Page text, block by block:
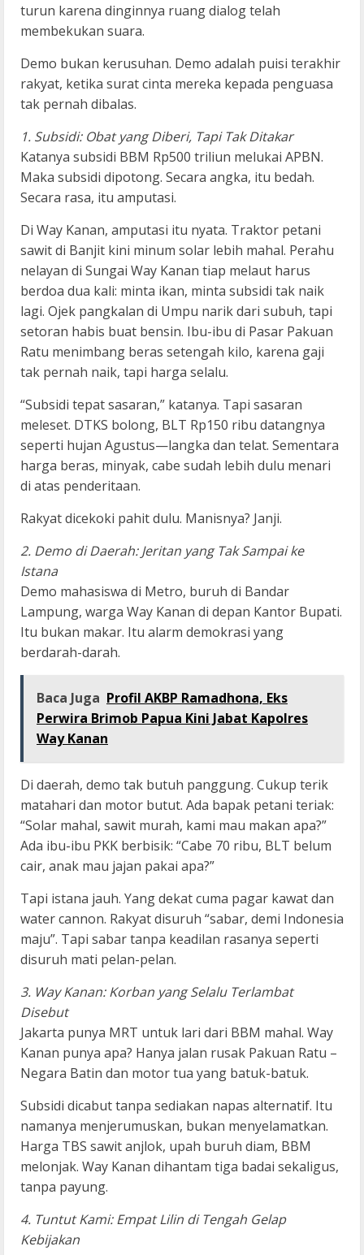
turun karena dinginnya ruang dialog telah
membekukan suara.
Demo bukan kerusuhan. Demo adalah puisi terakhir
rakyat, ketika surat cinta mereka kepada penguasa
tak pernah dibalas.
1. Subsidi: Obat yang Diberi, Tapi Tak Ditakar
Katanya subsidi BBM Rp500 triliun melukai APBN.
Maka subsidi dipotong. Secara angka, itu bedah.
Secara rasa, itu amputasi.
Di Way Kanan, amputasi itu nyata. Traktor petani
sawit di Banjit kini minum solar lebih mahal. Perahu
nelayan di Sungai Way Kanan tiap melaut harus
berdoa dua kali: minta ikan, minta subsidi tak naik
lagi. Ojek pangkalan di Umpu narik dari subuh, tapi
setoran habis buat bensin. Ibu-ibu di Pasar Pakuan
Ratu menimbang beras setengah kilo, karena gaji
tak pernah naik, tapi harga selalu.
“Subsidi tepat sasaran,” katanya. Tapi sasaran
meleset. DTKS bolong, BLT Rp150 ribu datangnya
seperti hujan Agustus—langka dan telat. Sementara
harga beras, minyak, cabe sudah lebih dulu menari
di atas penderitaan.
Rakyat dicekoki pahit dulu. Manisnya? Janji.
2. Demo di Daerah: Jeritan yang Tak Sampai ke
Istana
Demo mahasiswa di Metro, buruh di Bandar
Lampung, warga Way Kanan di depan Kantor Bupati.
Itu bukan makar. Itu alarm demokrasi yang
berdarah-darah.
Baca Juga Profil AKBP Ramadhona, Eks
Perwira Brimob Papua Kini Jabat Kapolres
Way Kanan
Di daerah, demo tak butuh panggung. Cukup terik
matahari dan motor butut. Ada bapak petani teriak:
“Solar mahal, sawit murah, kami mau makan apa?”
Ada ibu-ibu PKK berbisik: “Cabe 70 ribu, BLT belum
cair, anak mau jajan pakai apa?”
Tapi istana jauh. Yang dekat cuma pagar kawat dan
water cannon. Rakyat disuruh “sabar, demi Indonesia
maju”. Tapi sabar tanpa keadilan rasanya seperti
disuruh mati pelan-pelan.
3. Way Kanan: Korban yang Selalu Terlambat
Disebut
Jakarta punya MRT untuk lari dari BBM mahal. Way
Kanan punya apa? Hanya jalan rusak Pakuan Ratu –
Negara Batin dan motor tua yang batuk-batuk.
Subsidi dicabut tanpa sediakan napas alternatif. Itu
namanya menjerumuskan, bukan menyelamatkan.
Harga TBS sawit anjlok, upah buruh diam, BBM
melonjak. Way Kanan dihantam tiga badai sekaligus,
tanpa payung.
4. Tuntut Kami: Empat Lilin di Tengah Gelap
Kebijakan